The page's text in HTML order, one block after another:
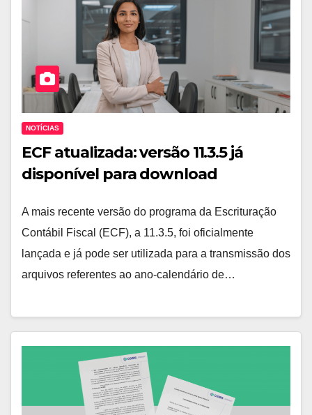
NOTÍCIAS
ECF atualizada: versão 11.3.5 já
disponível para download
A mais recente versão do programa da Escrituração
Contábil Fiscal (ECF), a 11.3.5, foi oficialmente
lançada e já pode ser utilizada para a transmissão dos
arquivos referentes ao ano-calendário de…